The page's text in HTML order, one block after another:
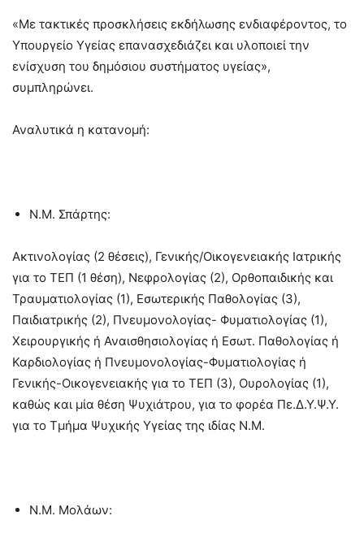
«Με τακτικές προσκλήσεις εκδήλωσης ενδιαφέροντος, το
Υπουργείο Υγείας επανασχεδιάζει και υλοποιεί την
ενίσχυση του δημόσιου συστήματος υγείας»,
συμπληρώνει.
Αναλυτικά η κατανομή:
Ν.Μ. Σπάρτης:
Ακτινολογίας (2 θέσεις), Γενικής/Οικογενειακής Ιατρικής
για το TΕΠ (1 θέση), Νεφρολογίας (2), Ορθοπαιδικής και
Τραυματιολογίας (1), Εσωτερικής Παθολογίας (3),
Παιδιατρικής (2), Πνευμονολογίας- Φυματιολογίας (1),
Χειρουργικής ή Αναισθησιολογίας ή Εσωτ. Παθολογίας ή
Καρδιολογίας ή Πνευμονολογίας-Φυματιολογίας ή
Γενικής-Οικογενειακής για το ΤΕΠ (3), Ουρολογίας (1),
καθώς και μία θέση Ψυχιάτρου, για το φορέα Πε.Δ.Υ.Ψ.Υ.
για το Τμήμα Ψυχικής Υγείας της ιδίας Ν.Μ.
Ν.Μ. Μολάων: